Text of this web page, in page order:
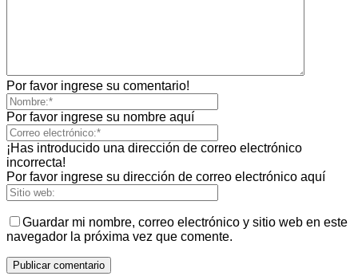
Por favor ingrese su comentario!
Por favor ingrese su nombre aquí
¡Has introducido una dirección de correo electrónico
incorrecta!
Por favor ingrese su dirección de correo electrónico aquí
Guardar mi nombre, correo electrónico y sitio web en este
navegador la próxima vez que comente.